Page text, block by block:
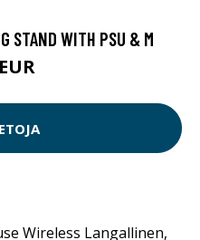
STAND WITH PSU & M